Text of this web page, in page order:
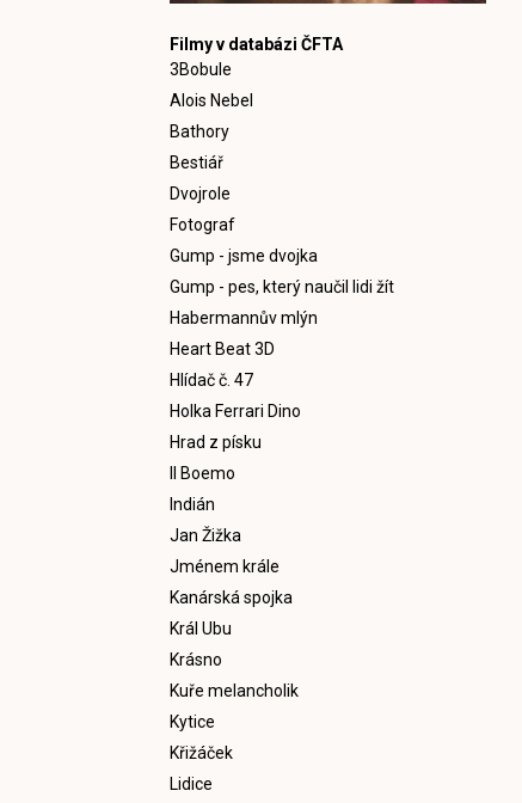
Filmy v databázi ČFTA
3Bobule
Alois Nebel
Bathory
Bestiář
Dvojrole
Fotograf
Gump - jsme dvojka
Gump - pes, který naučil lidi žít
Habermannův mlýn
Heart Beat 3D
Hlídač č. 47
Holka Ferrari Dino
Hrad z písku
Il Boemo
Indián
Jan Žižka
Jménem krále
Kanárská spojka
Král Ubu
Krásno
Kuře melancholik
Kytice
Křižáček
Lidice